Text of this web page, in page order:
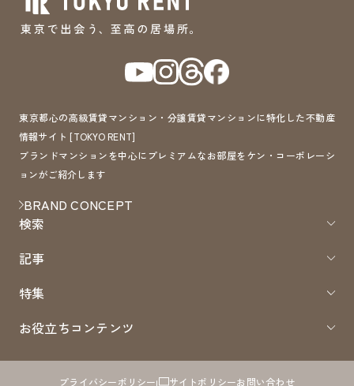
東京都心の高級賃貸マンション・分譲賃貸マンションに特化した不動産
情報サイト [TOKYO RENT]
ブランドマンションを中心にプレミアムなお部屋をケン・コーポレーシ
ョンがご紹介します
BRAND CONCEPT
検索
記事
特集
お役立ちコンテンツ
プライバシーポリシー サイトポリシーお問い合わせ